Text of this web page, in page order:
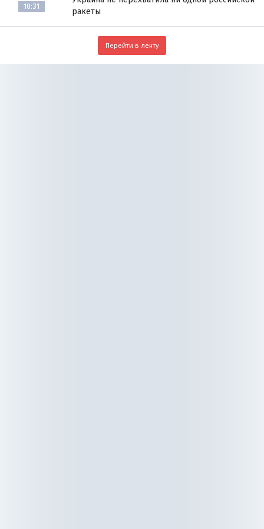
10:31
ракеты
Перейти в ленту